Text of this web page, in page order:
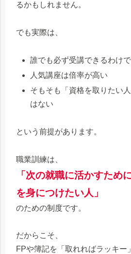
るかもしれません。
でも実際は、
誰でも必ず受講できるわけ
人気講座は倍率が高い
そもそも「資格を取りたい
はない
という前提があります。
職業訓練は、
「次の就職に活かすため
を身につけたい人」
のための制度です。
だからこそ、
FPや簿記を「取れればラッキー